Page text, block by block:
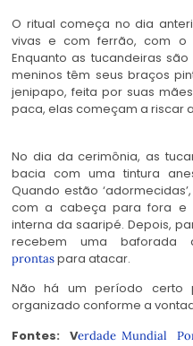
O ritual começa no dia
vivas e com ferrão, com o
Enquanto as tucandeiras
meninos têm seus braços
jenipapo, feita por suas
paca, elas começam a riscar
No dia da cerimônia, as
bacia com uma tintura
Quando estão
com a cabeça para fora e
interna da saaripé. Depois,
recebem uma
prontaspara atacar.
Não há um período certo
organizado conforme a
Fontes: Verdade Mundial